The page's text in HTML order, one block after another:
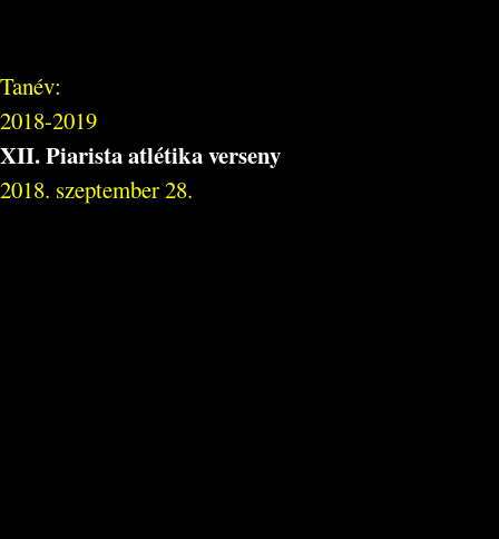
Tanév:
2018-2019
XII. Piarista atlétika verseny
2018. szeptember 28.